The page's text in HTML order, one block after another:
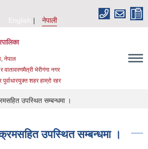
English
नेपाली
नेपाल
वातावरणमैत्री भेरीगंगा नगर
शहर हाम्रो रहर
उपस्थित सम्बन्धमा ।
उपस्थित सम्बन्धमा ।